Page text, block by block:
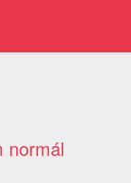
normál